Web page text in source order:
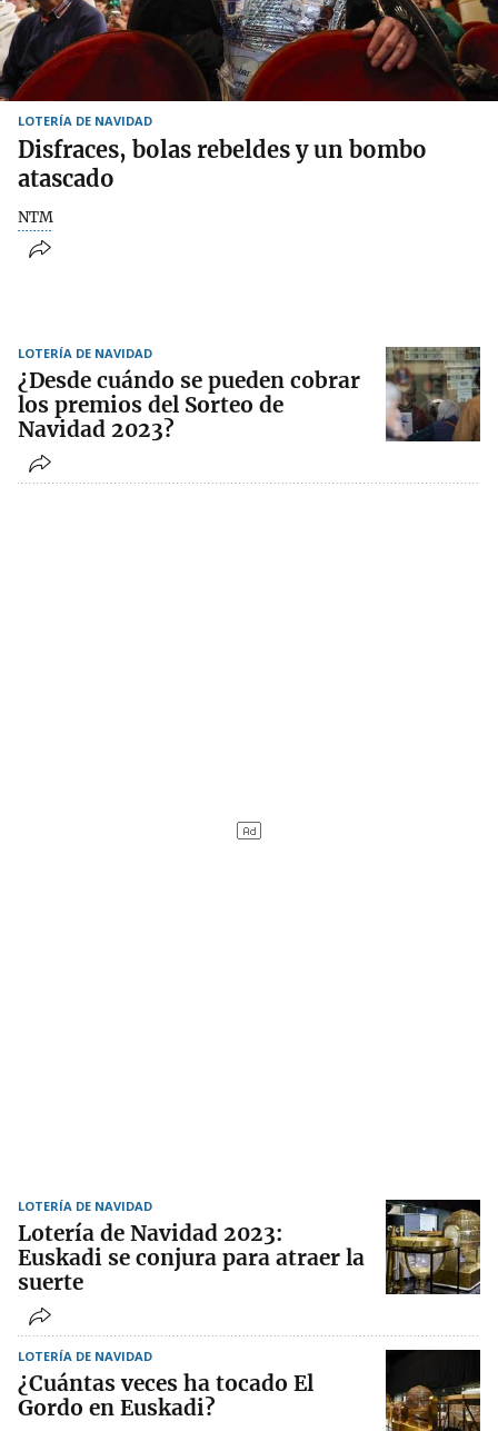
LOTERÍA DE NAVIDAD
Disfraces, bolas rebeldes y un bombo
atascado
NTM
LOTERÍA DE NAVIDAD
¿Desde cuándo se pueden cobrar
los premios del Sorteo de
Navidad 2023?
LOTERÍA DE NAVIDAD
Lotería de Navidad 2023:
Euskadi se conjura para atraer la
suerte
LOTERÍA DE NAVIDAD
¿Cuántas veces ha tocado El
Gordo en Euskadi?